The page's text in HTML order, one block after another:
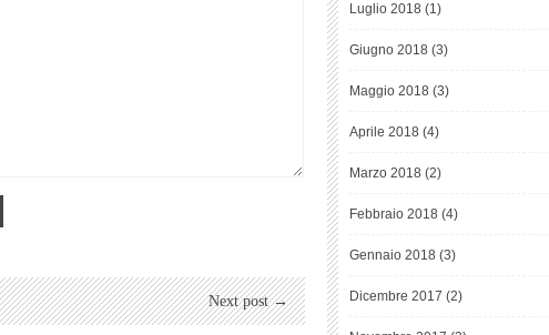
Next post →
Luglio 2018 (1)
Giugno 2018 (3)
Maggio 2018 (3)
Aprile 2018 (4)
Marzo 2018 (2)
Febbraio 2018 (4)
Gennaio 2018 (3)
Dicembre 2017 (2)